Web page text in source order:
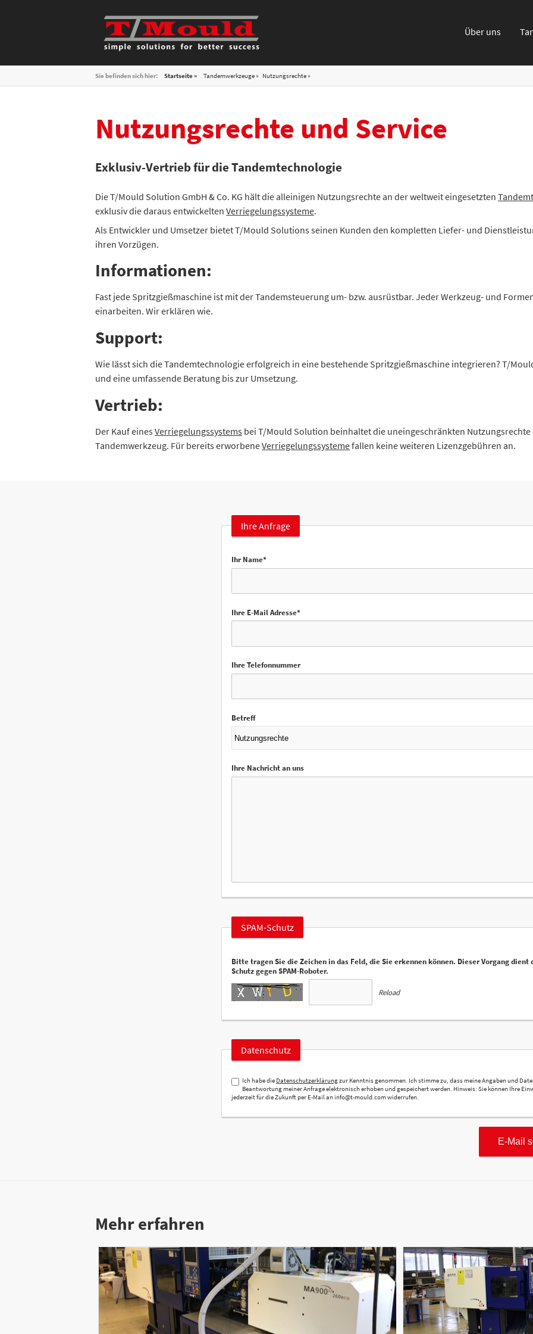
Über uns
Sie befinden sich hier: Startseite » Tandemwerkzeuge Nutzungsrechte
Nutzungsrechte und Service
Exklusiv-Vertrieb für die Tandemtechnologie
Die T/Mould Solution GmbH & Co. KG hält die alleinigen Nutzungsrechte an der weltweit eingesetzten
exklusiv die daraus entwickelten Verriegelungssysteme.
Als Entwickler und Umsetzer bietet T/Mould Solutions seinen Kunden den kompletten Liefer- und
ihren Vorzügen.
Informationen:
Fast jede Spritzgießmaschine ist mit der Tandemsteuerung um- bzw. ausrüstbar. Jeder Werkzeug- und
einarbeiten. Wir erklären wie.
Support:
Wie lässt sich die Tandemtechnologie erfolgreich in eine bestehende Spritzgießmaschine integrieren? T/
und eine umfassende Beratung bis zur Umsetzung.
Vertrieb:
Der Kauf einesVerriegelungssystems bei T/Mould Solution beinhaltet die uneingeschränkten
Tandemwerkzeug. Für bereits erworbeneVerriegelungssystemefallen keine weiteren Lizenzgebühren an.
Ihre Anfrage
Ihr Name*
Ihre E-Mail Adresse*
Ihre Telefonnummer
Betreff
Ihre Nachricht an uns
SPAM-Schutz
Bitte tragen Sie die Zeichen in das Feld, die Sie erkennen können. Dieser Vorgang dient
Schutz gegen SPAM-Roboter.
Reload
Datenschutz
Ich habe die Datenschutzerklärungzur Kenntnis genommen. Ich stimme zu, dass meine Angaben und
Beantwortung meiner Anfrage elektronisch erhoben und gespeichert werden. Hinweis: Sie können Ihre
jederzeit für die Zukunft per E-Mail an info@t-mould.com widerrufen.
E-Mail
Mehr erfahren